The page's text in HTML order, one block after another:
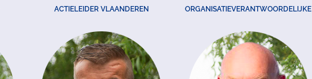
ACTIELEIDER VLAANDEREN ORGANISATIEVERANTWOORDELIJKE